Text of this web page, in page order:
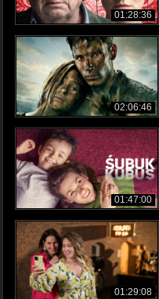
01:28:36
02:06:46
01:47:00
01:29:08